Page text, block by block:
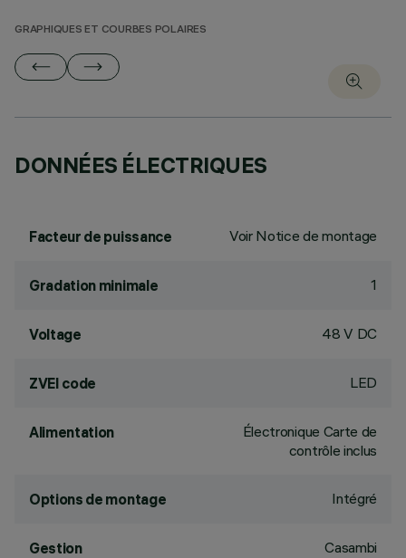
GRAPHIQUES ET COURBES POLAIRES
DONNÉES ÉLECTRIQUES
Facteur de puissance Voir Notice de montage
Gradation minimale 1
Voltage 48 V DC
ZVEI code LED
Alimentation
Électronique Carte de
contrôle inclus
Options de montage Intégré
Gestion Casambi